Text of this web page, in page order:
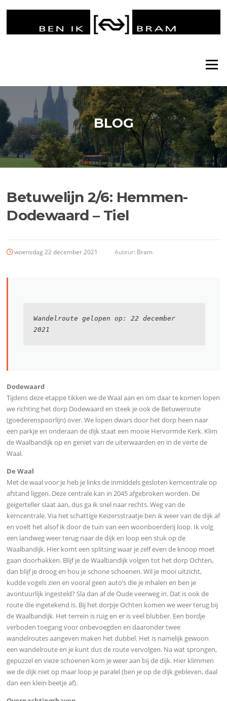
Menu
BLOG
Betuwelijn 2/6: Hemmen-
Dodewaard – Tiel
woensdag 22 december 2021 Auteur: Bram
Wandelroute gelopen op: 22 december
2021
Dodewaard
Tijdens deze etappe tikken we de Waal aan en om daar te komen lopen
we richting het dorp Dodewaard en steek je ook de Betuweroute
(goederenspoorlijn) over. We lopen dwars door het dorp heen naar
een parkje en onderaan de dijk staat een mooie Hervormde Kerk. Klim
de Waalbandijk op en geniet van de uiterwaarden en in de verte de
Waal.
De Waal
Met de waal voor je heb je links de inmiddels gesloten kerncentrale op
afstand liggen. Deze centrale kan in 2045 afgebroken worden. De
geigerteller slaat aan, dus ga ik snel naar rechts. Weg van de
kerncentrale. Via het schattige Keizersstraatje ben ik weer van de dijk af
en voelt het alsof ik door de tuin van een woonboerderij loop. Ik volg
een landweg weer terug naar de dijk en loop een stuk op de
Waalbandijk. Hier komt een splitsing waar je zelf even de knoop moet
gaan doorhakken. Blijf je de Waalbandijk volgen tot het dorp Ochten,
dan blijf je droog en hou je schone schoenen. Wil je mooi uitzicht,
kudde vogels zien en vooral geen auto’s die je inhalen en ben je
avontuurlijk ingesteld? Sla dan af de Oude veerweg in. Dat is ook de
route die ingetekend is. Bij het dorpje Ochten komen we weer terug bij
de Waalbandijk. Het terrein is ruig en er is veel blubber. Een bordje
verboden toegang voor onbevoegden en daaronder twee
wandelroutes aangeven maken het dubbel. Het is namelijk gewoon
een wandelroute en je kunt dus de route vervolgen. Na wat sprongen,
gepuzzel en vieze schoenen kom je weer aan bij de dijk. Hier klimmen
we de dijk niet op maar loop je paralel (ben je op de dijk gebleven, daal
dan een klein beetje af).